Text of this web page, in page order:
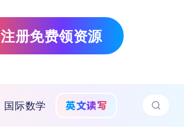
注册免费领资源
国际数学 英文读写